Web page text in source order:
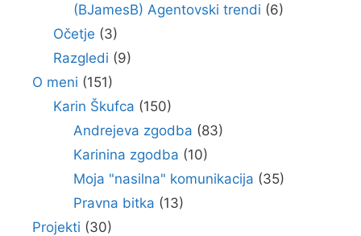
(BJamesB) Agentovski trendi (6)
Očetje (3)
Razgledi (9)
O meni (151)
Karin Škufca (150)
Andrejeva zgodba (83)
Karinina zgodba (10)
Moja "nasilna" komunikacija (35)
Pravna bitka (13)
Projekti (30)